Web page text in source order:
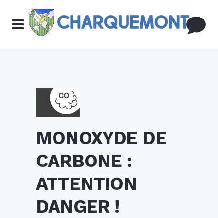
MONOXYDE DE
CARBONE :
ATTENTION
DANGER !